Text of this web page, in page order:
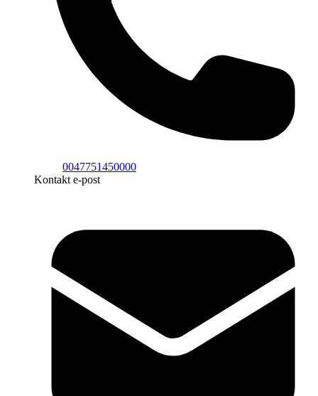
0047751450000
Kontakt e-post